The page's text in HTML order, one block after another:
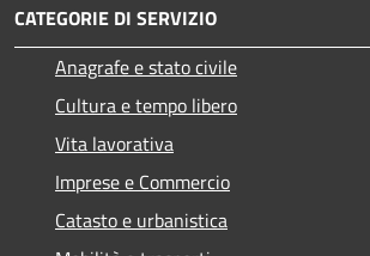
CATEGORIE DI SERVIZIO
Anagrafe e stato civile
Cultura e tempo libero
Vita lavorativa
Imprese e Commercio
Catasto e urbanistica